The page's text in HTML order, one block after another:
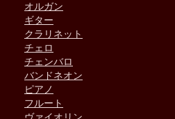
オルガン
ギター
クラリネット
チェロ
チェンバロ
バンドネオン
ピアノ
フルート